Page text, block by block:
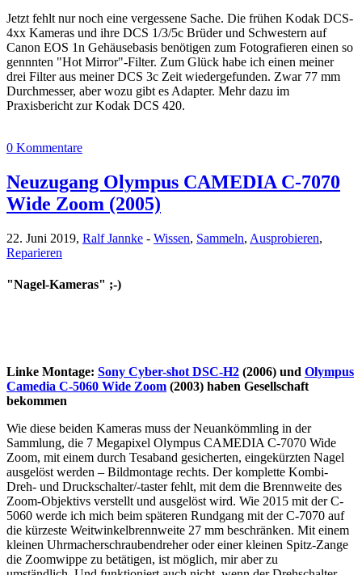
Jetzt fehlt nur noch eine vergessene Sache. Die frühen Kodak DCS-
4xx Kameras und ihre DCS 1/3/5c Brüder und Schwestern auf
Canon EOS 1n Gehäusebasis benötigen zum Fotografieren einen so
gennnten "Hot Mirror"-Filter. Zum Glück habe ich einen meiner
drei Filter aus meiner DCS 3c Zeit wiedergefunden. Zwar 77 mm
Durchmesser, aber wozu gibt es Adapter. Mehr dazu im
Praxisbericht zur Kodak DCS 420.
0 Kommentare
Neuzugang Olympus CAMEDIA C-7070
Wide Zoom (2005)
22. Juni 2019, Ralf Jannke - Wissen, Sammeln, Ausprobieren,
Reparieren
"Nagel-Kameras" ;-)
Linke Montage: Sony Cyber-shot DSC-H2 (2006) und Olympus
Camedia C-5060 Wide Zoom (2003) haben Gesellschaft
bekommen
Wie diese beiden Kameras muss der Neuankömmling in der
Sammlung, die 7 Megapixel Olympus CAMEDIA C-7070 Wide
Zoom, mit einem durch Tesaband gesicherten, eingekürzten Nagel
ausgelöst werden – Bildmontage rechts. Der komplette Kombi-
Dreh- und Druckschalter/-taster fehlt, mit dem die Brennweite des
Zoom-Objektivs verstellt und ausgelöst wird. Wie 2015 mit der C-
5060 werde ich mich beim späteren Rundgang mit der C-7070 auf
die kürzeste Weitwinkelbrennweite 27 mm beschränken. Mit einem
kleinen Uhrmacherschraubendreher oder einer kleinen Spitz-Zange
die Zoomwippe zu betätigen, ist möglich, mir aber zu